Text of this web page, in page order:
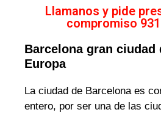
Llamanos y pide
compromiso
Barcelona gran ciudad
Europa
La ciudad de Barcelona es
entero, por ser una de las